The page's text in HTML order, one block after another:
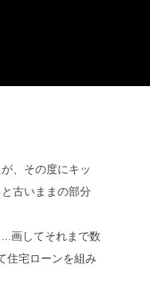
、その度にキッ
古いままの部分
画してそれまで数
住宅ローンを組み